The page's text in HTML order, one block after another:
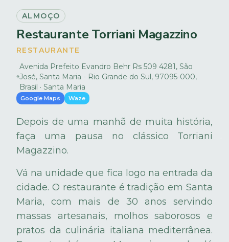
ALMOÇO
Restaurante Torriani Magazzino
RESTAURANTE
Avenida Prefeito Evandro Behr Rs 509 4281, São
José, Santa Maria - Rio Grande do Sul, 97095-000,
Brasil · Santa Maria
Google Maps Waze
Depois de uma manhã de muita história,
faça uma pausa no clássico Torriani
Magazzino.
Vá na unidade que fica logo na entrada da
cidade. O restaurante é tradição em Santa
Maria, com mais de 30 anos servindo
massas artesanais, molhos saborosos e
pratos da culinária italiana mediterrânea.